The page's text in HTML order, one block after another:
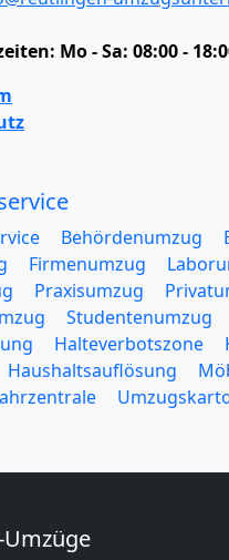
Mo - Sa: 08:00 -
Behördenumzug
Firmenumzug
Praxisumzug
Studentenumzug
Halteverbotszone
Haushaltsauflösung
Umzüge